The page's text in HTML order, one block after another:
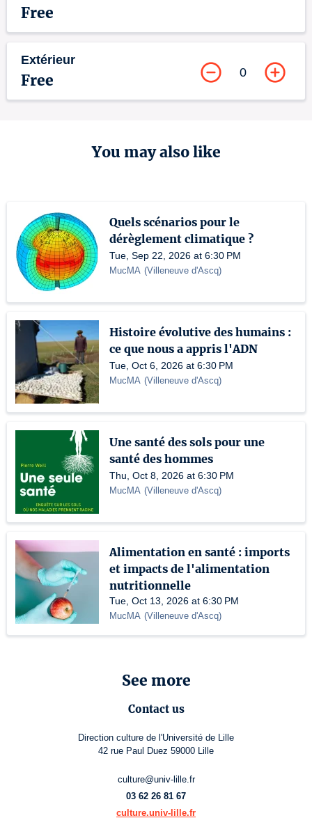
Free
Extérieur
Free 0
You may also like
Quels scénarios pour le
dérèglement climatique ?
Tue, Sep 22, 2026 at 6:30 PM
MucMA (Villeneuve d'Ascq)
Histoire évolutive des humains :
ce que nous a appris l'ADN
Tue, Oct 6, 2026 at 6:30 PM
MucMA (Villeneuve d'Ascq)
Une santé des sols pour une
santé des hommes
Thu, Oct 8, 2026 at 6:30 PM
MucMA (Villeneuve d'Ascq)
Alimentation en santé : imports
et impacts de l'alimentation
nutritionnelle
Tue, Oct 13, 2026 at 6:30 PM
MucMA (Villeneuve d'Ascq)
See more
Contact us
Direction culture de l'Université de Lille
42 rue Paul Duez 59000 Lille
culture@univ-lille.fr
03 62 26 81 67
culture.univ-lille.fr